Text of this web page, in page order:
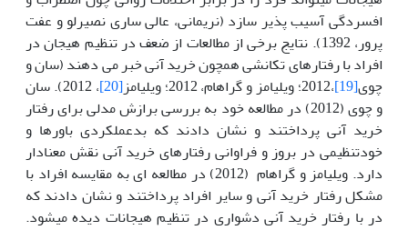
افسردگی آسیب پذیر سازد (نریمانی، عالی ساری نصیرلو و عفت
پرور، 1392). نتایج برخی از مطالعات از ضعف در تنظیم هیجان در
افراد با رفتارهای تکانشی همچون خرید آنی خبر می دهند (سان و
چوی[19] ،2012؛ ویلیامز و گراهام، 2012؛ ویلیامز [20]
، 2012). سان
و چوی (2012) در مطالعه خود به بررسی برازش مدلی برای رفتار
خرید آنی پرداختند و نشان دادند که بدعملکردی باورها و
خودتنظیمی در بروز و فراوانی رفتارهای خرید آنی نقش معنادار
دارد. ویلیامز و گراهام (2012) در مطالعه ای به مقایسه افراد با
مشکل رفتار خرید آنی و سایر افراد پرداختند و نشان دادند که
در با رفتار خرید آنی دشواری در تنظیم هیجانات دیده می­شود.